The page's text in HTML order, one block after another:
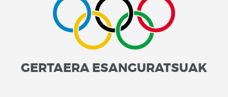
GERTAERA ESANGURATSUAK